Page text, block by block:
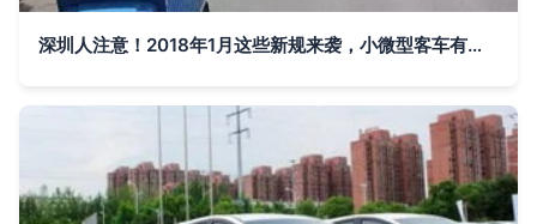
深圳人注意！2018年1月这些新规来袭，小微型客车有重大调整，再忙也要看看